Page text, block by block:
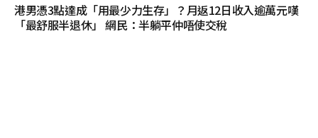
港男憑3點達成「用最少力生存」？月返12日收入逾萬元嘆
「最舒服半退休」 網民：半躺平仲唔使交稅